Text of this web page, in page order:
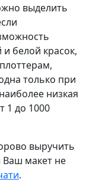
выделить
белой красок,
только при
низкая
1 до 1000
выручить
Ваш макет не
.